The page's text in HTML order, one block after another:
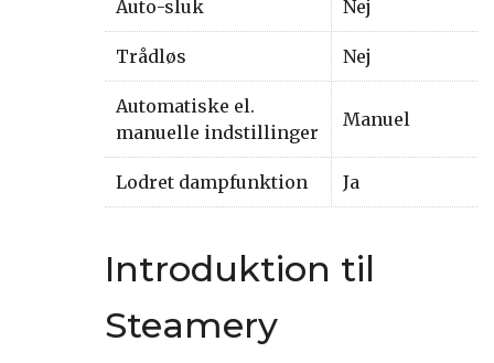
Auto-sluk Nej
Trådløs Nej
Automatiske el.
manuelle indstillinger
Manuel
Lodret dampfunktion Ja
Introduktion til
Steamery